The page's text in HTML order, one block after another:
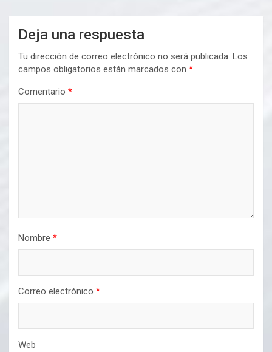
Deja una respuesta
Tu dirección de correo electrónico no será publicada. Los
campos obligatorios están marcados con *
Comentario *
Nombre *
Correo electrónico *
Web